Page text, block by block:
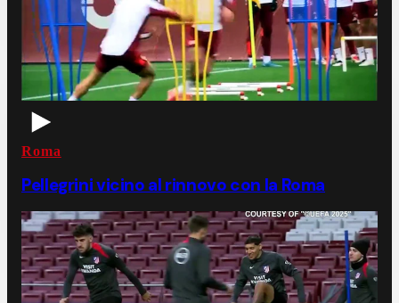
Roma
Pellegrini vicino al rinnovo con la Roma